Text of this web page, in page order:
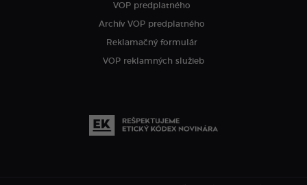
VOP predplatného
Archív VOP predplatného
Reklamačný formulár
VOP reklamných služieb